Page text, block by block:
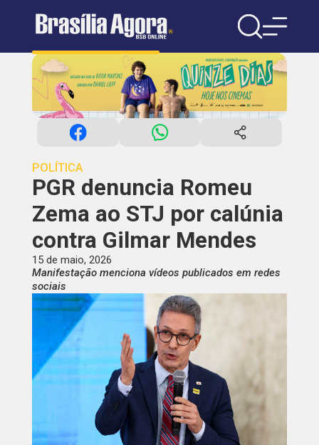
POLÍTICA
PGR denuncia Romeu
Zema ao STJ por calúnia
contra Gilmar Mendes
15 de maio, 2026
Manifestação menciona vídeos publicados em redes
sociais